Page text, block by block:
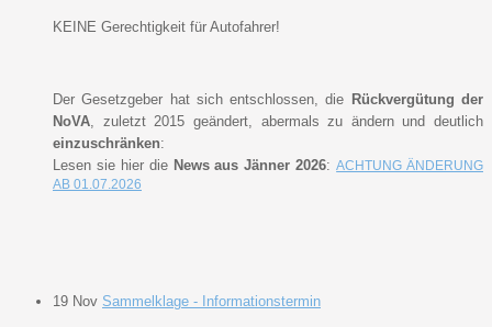
KEINE Gerechtigkeit für Autofahrer!
Der Gesetzgeber hat sich entschlossen, die Rückvergütung der
NoVA , zuletzt 2015 geändert, abermals zu ändern und deutlich
einzuschränken:
Lesen sie hier die News aus Jänner 2026:ACHTUNG ÄNDERUNG
AB 01.07.2026
19 Nov Sammelklage - Informationstermin